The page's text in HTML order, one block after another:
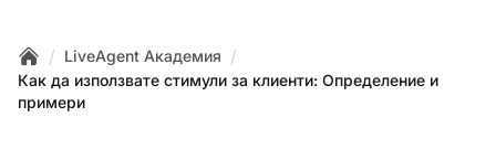
Home
/ LiveAgent Академия /
Как да използвате стимули за клиенти: Определение и
примери